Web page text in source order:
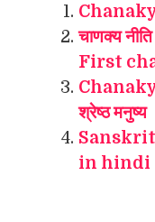
चाणक्य
First
श्रेष्ठ मनुष्य
in hindi